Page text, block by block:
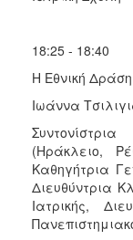
18:25 - 18:40
Η Εθνική
Ιωάννα
(Ηράκλειο,
Καθηγήτρια
Διευθύντρια
Ιατρικής,